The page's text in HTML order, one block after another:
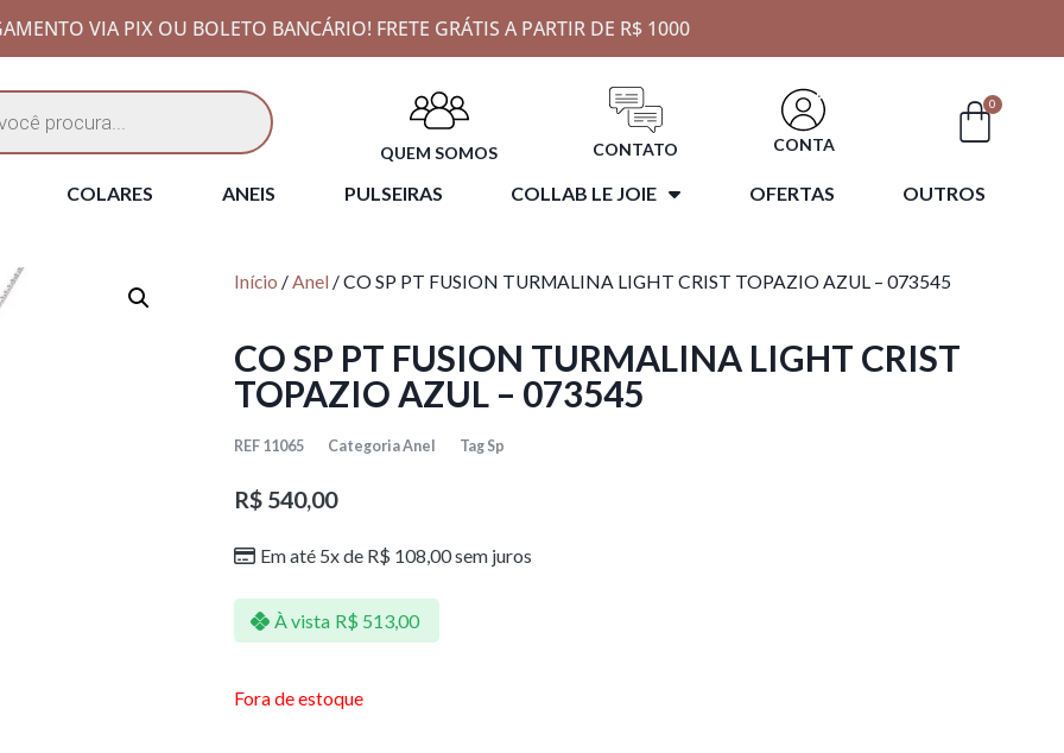
VIA PIX OU BOLETO BANCÁRIO! FRETE GRÁTIS A PARTIR DE R$ 1000
QUEM SOMOS CONTATO CONTA
0
COLARES ANEIS PULSEIRAS COLLAB LE JOIE OFERTAS OUTROS
Início /Anel / CO SP PT FUSION TURMALINA LIGHT CRIST TOPAZIO AZUL – 073545
CO SP PT FUSION TURMALINA LIGHT CRIST
TOPAZIO AZUL – 073545
REF 11065 CategoriaAnel Tag Sp
R$ 540,00
Em até 5x de R$ 108,00sem juros
À vista R$ 513,00
Fora de estoque